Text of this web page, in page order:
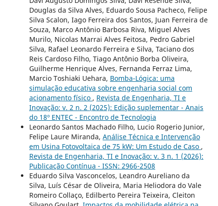
Douglas da Silva Alves, Eduardo Sousa Pacheco, Felipe
Silva Scalon, Iago Ferreira dos Santos, Juan Ferreira de
Souza, Marco Antônio Barbosa Riva, Miguel Alves
Murilo, Nicolas Marrai Alves Feitosa, Pedro Gabriel
Silva, Rafael Leonardo Ferreira e Silva, Taciano dos
Reis Cardoso Filho, Tiago Antônio Borba Oliveira,
Guilherme Henrique Alves, Fernanda Ferraz Lima,
Marcio Toshiaki Uehara, Bomba-Lógica: uma
simulação educativa sobre engenharia social com
acionamento físico , Revista de Engenharia, TI e
Inovação: v. 2 n. 2 (2025): Edição suplementar - Anais
do 18º ENTEC - Encontro de Tecnologia
Leonardo Santos Machado Filho, Lucio Rogerio Junior,
Felipe Laure Miranda, Análise Técnica e Intervenção
em Usina Fotovoltaica de 75 kW: Um Estudo de Caso ,
Revista de Engenharia, TI e Inovação: v. 3 n. 1 (2026):
Publicação Contínua - ISSN: 2966-2508
Eduardo Silva Vasconcelos, Leandro Aureliano da
Silva, Luís César de Oliveira, Maria Heliodora do Vale
Romeiro Collaço, Edilberto Pereira Teixeira, Cleiton